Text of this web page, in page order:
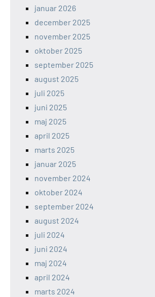
januar 2026
december 2025
november 2025
oktober 2025
september 2025
august 2025
juli 2025
juni 2025
maj 2025
april 2025
marts 2025
januar 2025
november 2024
oktober 2024
september 2024
august 2024
juli 2024
juni 2024
maj 2024
april 2024
marts 2024